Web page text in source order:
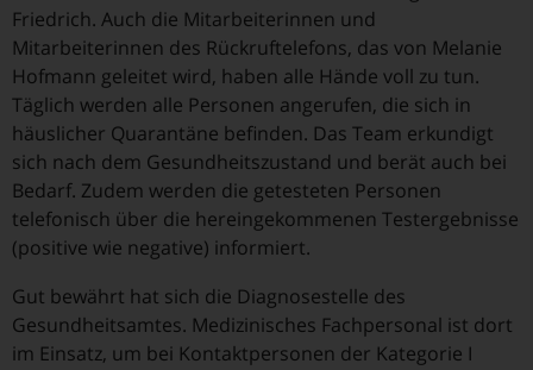
Friedrich. Auch die Mitarbeiterinnen und
Mitarbeiterinnen des Rückruftelefons, das von Melanie
Hofmann geleitet wird, haben alle Hände voll zu tun.
Täglich werden alle Personen angerufen, die sich in
häuslicher Quarantäne befinden. Das Team erkundigt
sich nach dem Gesundheitszustand und berät auch bei
Bedarf. Zudem werden die getesteten Personen
telefonisch über die hereingekommenen Testergebnisse
(positive wie negative) informiert.
Gut bewährt hat sich die Diagnosestelle des
Gesundheitsamtes. Medizinisches Fachpersonal ist dort
im Einsatz, um bei Kontaktpersonen der Kategorie I